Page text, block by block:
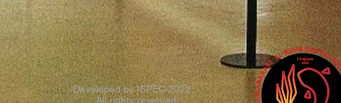
Developed by ISPEC 2022,
All rights reserved